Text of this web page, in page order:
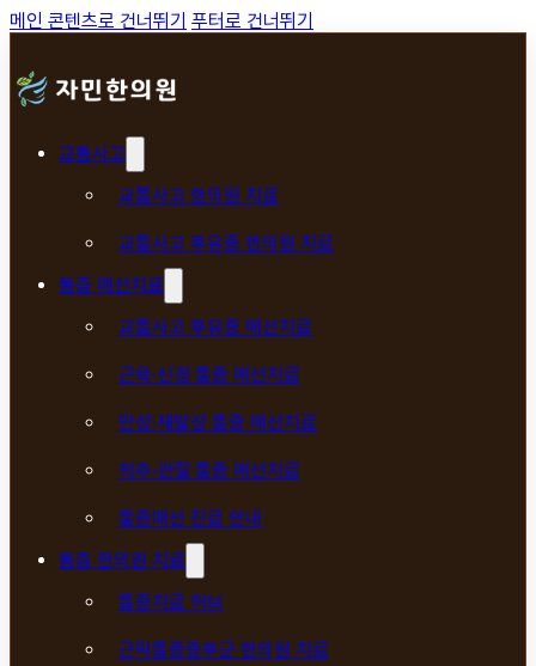
메인 콘텐츠로 건너뛰기 푸터로 건너뛰기
교통사고
교통사고 한의원 치료
교통사고 후유증 한의원 치료
통증 매선치료
교통사고 후유증 매선치료
근육·신경 통증 매선치료
만성·재발성 통증 매선치료
척추·관절 통증 매선치료
통증매선 진료 안내
통증 한의원 치료
통증치료 허브
근막통증증후군 한의원 치료